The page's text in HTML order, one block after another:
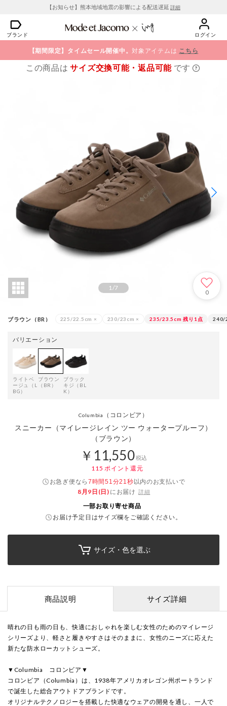
【お知らせ】熊本地域地震の影響による配送遅延 詳細
ブランド ログイン
【期間限定】タイムセール開催中。対象アイテムは こちら
この商品はサイズ交換可能・返品可能 です
1/7
0
ブラウン（BR） 225/22.5cm × 230/23cm × 235/23.5cm 残り1点 240/
バリエーション
ライトベ
ージュ（L
BG）
ブラウン
（BR）
ブラック
キジ（BL
K）
Columbia （コロンビア）
スニーカー（マイレージレイン ツー ウォータープルーフ）
（ブラウン）
￥11,550税込
115 ポイント還元
お急ぎ便なら7時間51分21秒以内のお支払いで
8月9日(日) にお届け 詳細
一部お取り寄せ商品
お届け予定日はサイズ欄をご確認ください。
サイズ・色を選ぶ
商品説明 サイズ詳細
晴れの日も雨の日も、快適におしゃれを楽しむ女性のためのマイレージ
シリーズより、軽さと履きやすさはそのままに、女性のニーズに応えた
新たな防水ローカットシューズ。
▼Columbia コロンビア▼
コロンビア（Columbia）は、1938年アメリカオレゴン州ポートランド
で誕生した総合アウトドアブランドです。
オリジナルテクノロジーを搭載した快適なウェアの開発を通し、一人で